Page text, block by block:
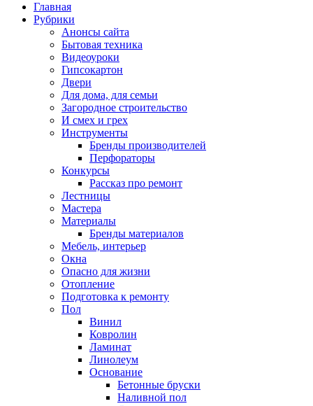
Главная
Рубрики
Анонсы сайта
Бытовая техника
Видеоуроки
Гипсокартон
Двери
Для дома, для семьи
Загородное строительство
И смех и грех
Инструменты
Бренды производителей
Перфораторы
Конкурсы
Рассказ про ремонт
Лестницы
Мастера
Материалы
Бренды материалов
Мебель, интерьер
Окна
Опасно для жизни
Отопление
Подготовка к ремонту
Пол
Винил
Ковролин
Ламинат
Линолеум
Основание
Бетонные бруски
Наливной пол